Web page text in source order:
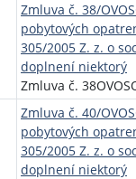
Zmluva č. 38/
pobytových
305/2005 Z. z. o
doplnení niektorý
Zmluva č.
Zmluva č. 40/
pobytových
305/2005 Z. z. o
doplnení niektorý